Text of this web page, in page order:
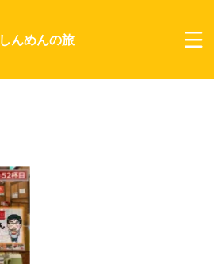
しんめんの旅